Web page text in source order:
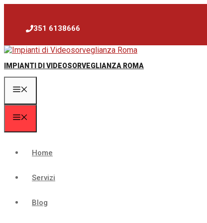
contenuto351 6138666
IMPIANTI DI VIDEOSORVEGLIANZA ROMA
Home
Servizi
Blog